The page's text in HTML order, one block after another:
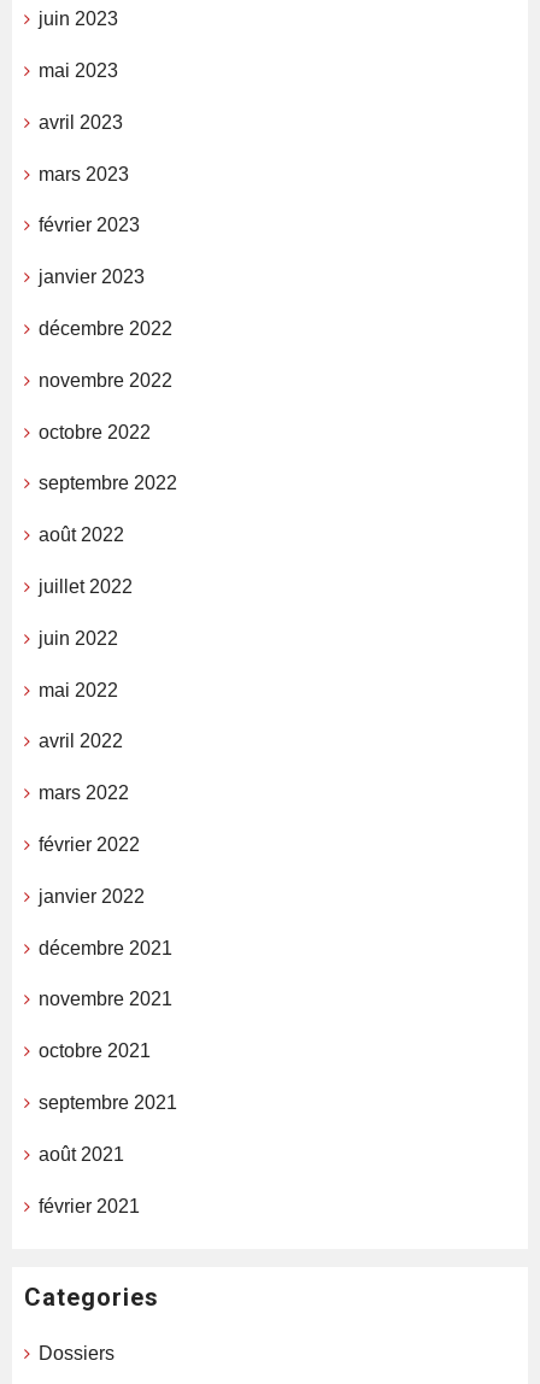
juin 2023
mai 2023
avril 2023
mars 2023
février 2023
janvier 2023
décembre 2022
novembre 2022
octobre 2022
septembre 2022
août 2022
juillet 2022
juin 2022
mai 2022
avril 2022
mars 2022
février 2022
janvier 2022
décembre 2021
novembre 2021
octobre 2021
septembre 2021
août 2021
février 2021
Categories
Dossiers